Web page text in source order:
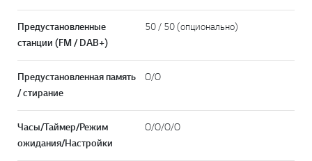
Предустановленные
станции (FM / DAB+)
50 / 50 (опционально)
Предустановленная память
/ стирание
O/O
Часы/Таймер/Режим
ожидания/Настройки
O/O/O/O